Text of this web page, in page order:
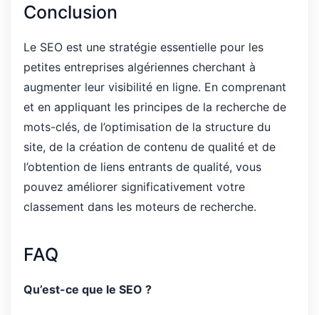
Conclusion
Le SEO est une stratégie essentielle pour les
petites entreprises algériennes cherchant à
augmenter leur visibilité en ligne. En comprenant
et en appliquant les principes de la recherche de
mots-clés, de l’optimisation de la structure du
site, de la création de contenu de qualité et de
l’obtention de liens entrants de qualité, vous
pouvez améliorer significativement votre
classement dans les moteurs de recherche.
FAQ
Qu’est-ce que le SEO ?